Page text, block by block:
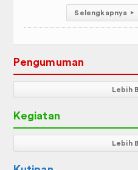
Selengkapnya ▸
Pengumuman
Lebih
Kegiatan
Lebih